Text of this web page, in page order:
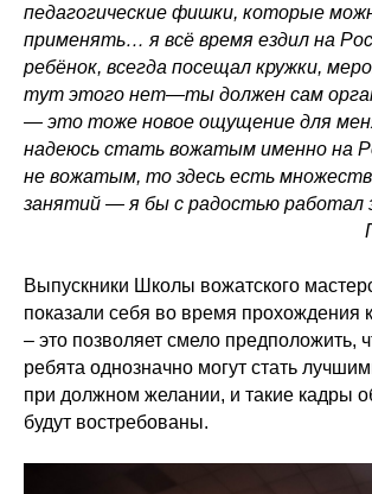
педагогические фишки, которые
применять… я всё время ездил на
ребёнок, всегда посещал кружки,
тут этого нет—ты должен сам
— это тоже новое ощущение для
надеюсь стать вожатым именно на
не вожатым, то здесь есть
занятий — я бы с радостью работал
Выпускники Школы вожатского
показали себя во время прохождения
– это позволяет смело предположить,
ребята однозначно могут стать
при должном желании, и такие кадры
будут востребованы.